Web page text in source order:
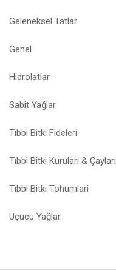
Geleneksel Tatlar
Genel
Hidrolatlar
Sabit Yağlar
Tıbbi Bitki Fideleri
Tıbbi Bitki Kuruları & Çayları
Tıbbi Bitki Tohumlari
Uçucu Yağlar